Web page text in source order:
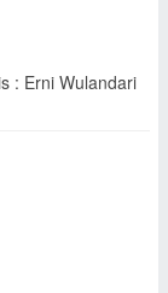
: Erni Wulandari